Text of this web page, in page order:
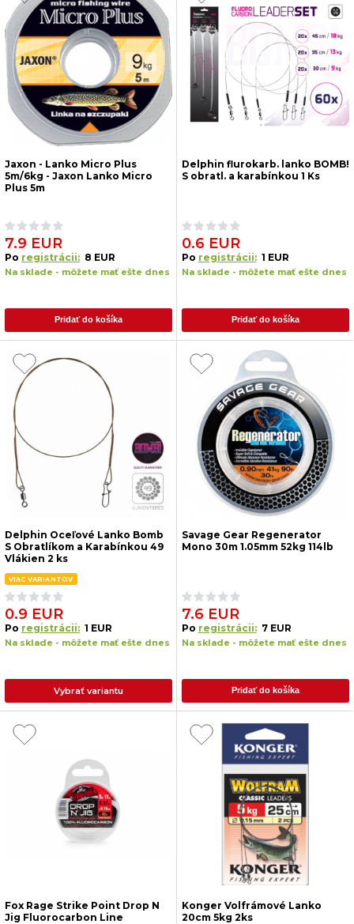
Jaxon - Lanko Micro Plus
5m/6kg - Jaxon Lanko Micro
Plus 5m
7.9 EUR
Po registrácii: 8 EUR
Na sklade - môžete mať ešte dnes
Pridať do košíka
Delphin flurokarb. lanko BOMB!
S obratl. a karabínkou 1 Ks
0.6 EUR
Po registrácii: 1 EUR
Na sklade - môžete mať ešte dnes
Pridať do košíka
Delphin Oceľové Lanko Bomb
S Obratlíkom a Karabínkou 49
Vlákien 2 ks
VIAC VARIANTOV
0.9 EUR
Po registrácii: 1 EUR
Na sklade - môžete mať ešte dnes
Vybrať variantu
Savage Gear Regenerator
Mono 30m 1.05mm 52kg 114lb
7.6 EUR
Po registrácii: 7 EUR
Na sklade - môžete mať ešte dnes
Pridať do košíka
Fox Rage Strike Point Drop N
Jig Fluorocarbon Line
Konger Volfrámové Lanko
20cm 5kg 2ks